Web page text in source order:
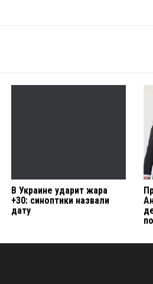
В Украине ударит жара
+30: синоптики назвали
дату